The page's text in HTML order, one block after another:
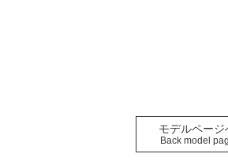
モデルページ
Back model